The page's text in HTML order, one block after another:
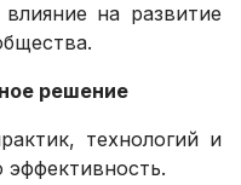
на развитие
решение
технологий и